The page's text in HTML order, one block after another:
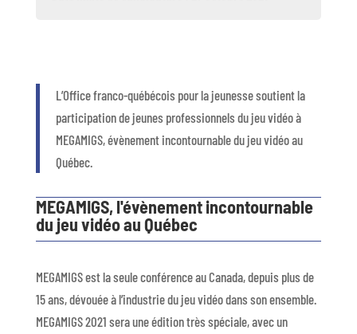
L’Office franco-québécois pour la jeunesse soutient la
participation de jeunes professionnels du jeu vidéo à
MEGAMIGS, évènement incontournable du jeu vidéo au
Québec.
MEGAMIGS, l'évènement incontournable
du jeu vidéo au Québec
MEGAMIGS est la seule conférence au Canada, depuis plus de
15 ans, dévouée à l’industrie du jeu vidéo dans son ensemble.
MEGAMIGS 2021 sera une édition très spéciale, avec un